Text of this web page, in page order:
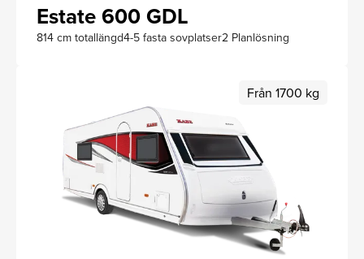
Estate 600 GDL
814 cm totallängd4-5 fasta sovplatser2 Planlösning
Från 1700 kg